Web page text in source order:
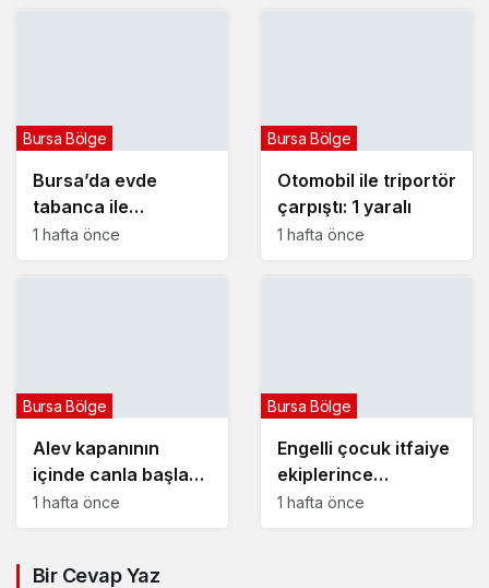
Bursa’da evde
tabanca ile
vurulmuş halde ölü
Bursa Bölge
1 hafta önce
Otomobil ile triportör
çarpıştı: 1 yaralı
Bursa Bölge
1 hafta önce
Alev kapanının
içinde canla başla
mücadele ettiler:
Bursa Bölge
1 hafta önce
Engelli çocuk itfaiye
ekiplerince
yangından kurtarıldı
Bursa Bölge
1 hafta önce
Bir Cevap Yaz